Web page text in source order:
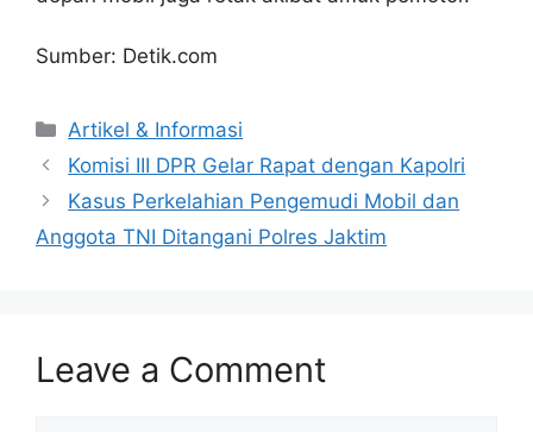
Sumber: Detik.com
Artikel & Informasi
Komisi III DPR Gelar Rapat dengan Kapolri
Kasus Perkelahian Pengemudi Mobil dan
Anggota TNI Ditangani Polres Jaktim
Leave a Comment